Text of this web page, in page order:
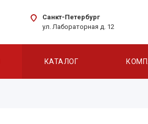
Санкт-Петербург
ул. Лабораторная д. 12
КАТАЛОГ